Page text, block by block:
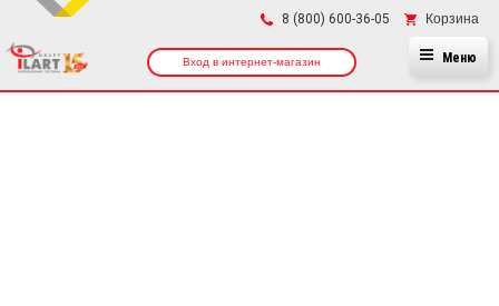
8 (800) 600-36-05 Корзина
Вход в интернет-магазин Меню
×